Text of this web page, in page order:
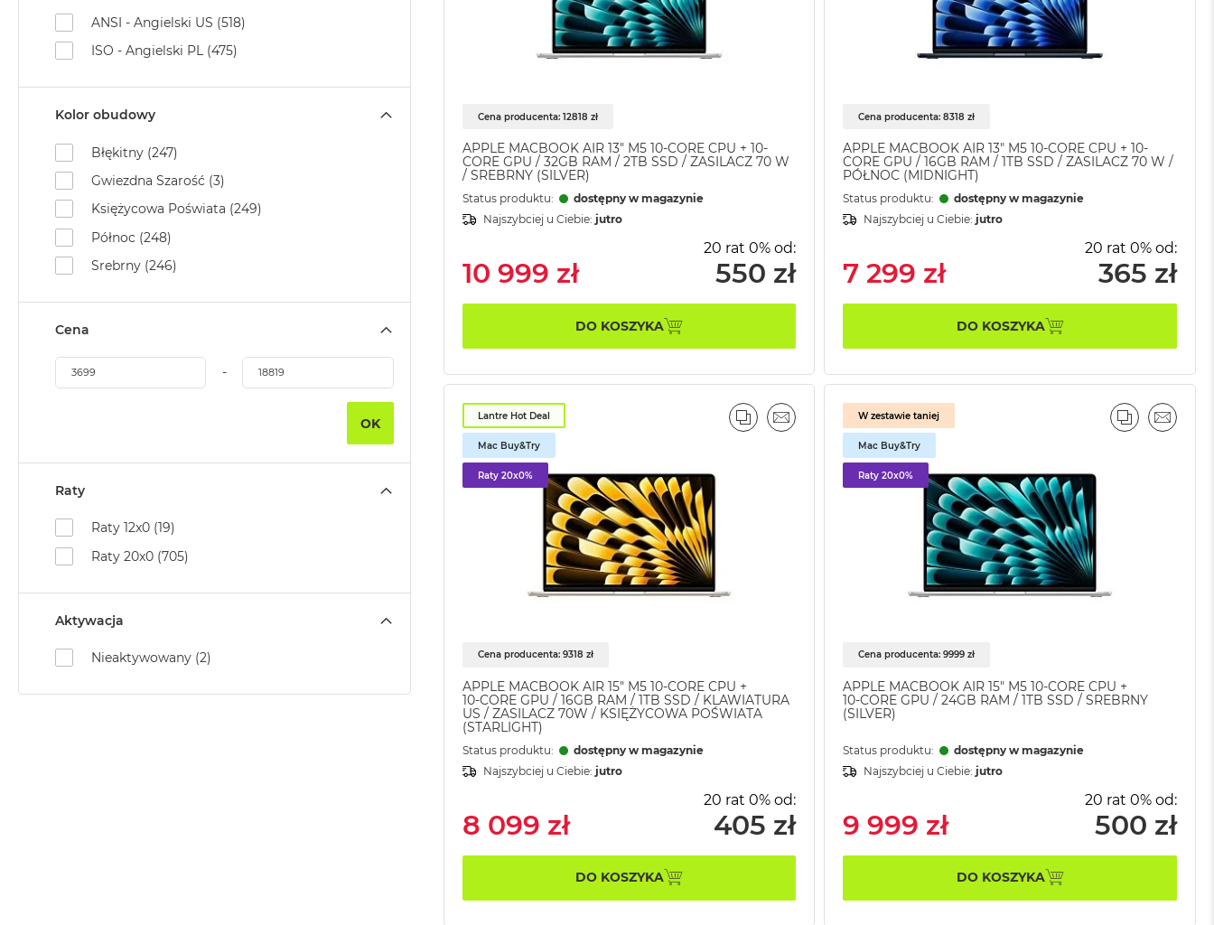
MacBook
1TB
MacBook
MacBook
4TB
MacBook
MacBook
14
MacBook
Pro
Gwiezdna
MacBook
szarość
MacBook
Pro
Srebrny
Według
Cena producenta: 12818 zł
APPLE MACBOOK AIR 13" M5 10-CORE CPU + 10-
CORE GPU / 32GB RAM / 2TB SSD / ZASILACZ 70 W
/ SREBRNY (SILVER)
Status produktu:
dostępny w magazynie
Najszybciej u Ciebie: jutro
10 999 zł
20 rat 0% od:
550 zł
DO KOSZYKA
Cena producenta: 8318 zł
APPLE MACBOOK AIR 13" M5 10-CORE CPU + 10-
CORE GPU / 16GB RAM / 1TB SSD / ZASILACZ 70 W /
PÓŁNOC (MIDNIGHT)
Status produktu:
dostępny w magazynie
Najszybciej u Ciebie:jutro
7 299 zł
20 rat 0% od:
365 zł
DO KOSZYKA
Lantre Hot Deal
Mac Buy&Try
Raty 20x0%
Cena producenta: 9318 zł
APPLE MACBOOK AIR 15" M5 10‑CORE CPU +
10‑CORE GPU / 16GB RAM / 1TB SSD / KLAWIATURA
US / ZASILACZ 70W / KSIĘŻYCOWA POŚWIATA
(STARLIGHT)
Status produktu:
dostępny w magazynie
Najszybciej u Ciebie: jutro
8 099 zł
20 rat 0% od:
405 zł
DO KOSZYKA
PORÓWNAJ
EMAIL
W zestawie taniej
Mac Buy&Try
Raty 20x0%
Cena producenta: 9999 zł
APPLE MACBOOK AIR 15" M5 10‑CORE CPU +
10‑CORE GPU / 24GB RAM / 1TB SSD / SREBRNY
(SILVER)
Status produktu:
dostępny w magazynie
Najszybciej u Ciebie:jutro
9 999 zł
20 rat 0% od:
500 zł
DO KOSZYKA
PORÓWNAJ
EMAIL
ANSI - Angielski US (518)
ISO - Angielski PL (475)
Kolor obudowy
Błękitny (247)
Gwiezdna Szarość (3)
Księżycowa Poświata (249)
Północ (248)
Srebrny (246)
Cena
-
OK
Raty
Raty 12x0 (19)
Raty 20x0 (705)
Aktywacja
Nieaktywowany (2)